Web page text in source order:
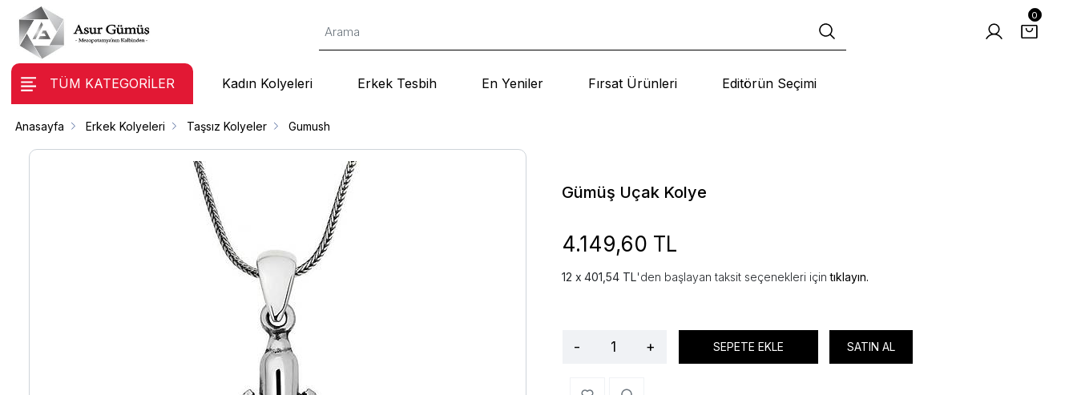
0
TÜM KATEGORİLER Kadın Kolyeleri Erkek Tesbih En Yeniler Fırsat Ürünleri Editörün Seçimi
Anasayfa Erkek Kolyeleri Taşsız Kolyeler Gumush
Gümüş Uçak Kolye
4.149,60 TL
401,54 TL'den başlayan taksit seçenekleri içintıklayın.
- + SEPETE EKLE SATIN AL